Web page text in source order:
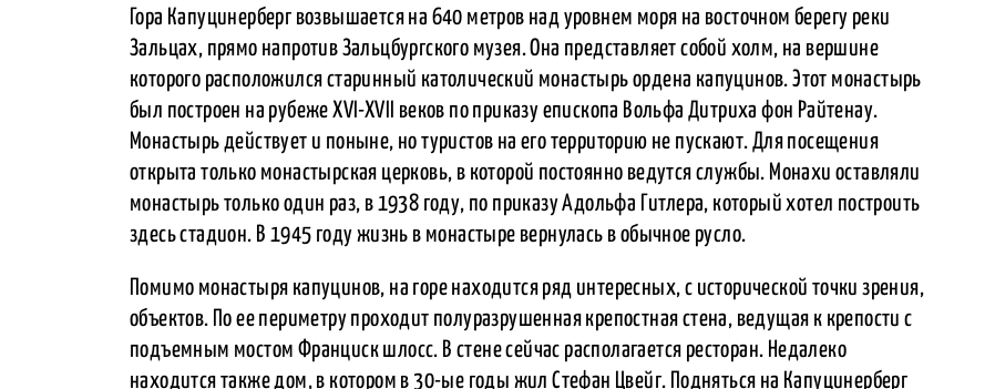
Гора Капуцинерберг возвышается на 640 метров над уровнем моря на восточном берегу реки
Зальцах, прямо напротив Зальцбургского музея. Она представляет собой холм, на вершине
которого расположился старинный католический монастырь ордена капуцинов. Этот монастырь
был построен на рубеже XVI-XVII веков по приказу епископа Вольфа Дитриха фон Райтенау.
Монастырь действует и поныне, но туристов на его территорию не пускают. Для посещения
открыта только монастырская церковь, в которой постоянно ведутся службы. Монахи оставляли
монастырь только один раз, в 1938 году, по приказу Адольфа Гитлера, который хотел построить
здесь стадион. В 1945 году жизнь в монастыре вернулась в обычное русло.
Помимо монастыря капуцинов, на горе находится ряд интересных, с исторической точки зрения,
объектов. По ее периметру проходит полуразрушенная крепостная стена, ведущая к крепости с
подъемным мостом Франциск шлосс. В стене сейчас располагается ресторан. Недалеко
находится также дом, в котором в 30-ые годы жил Стефан Цвейг. Подняться на Капуцинерберг